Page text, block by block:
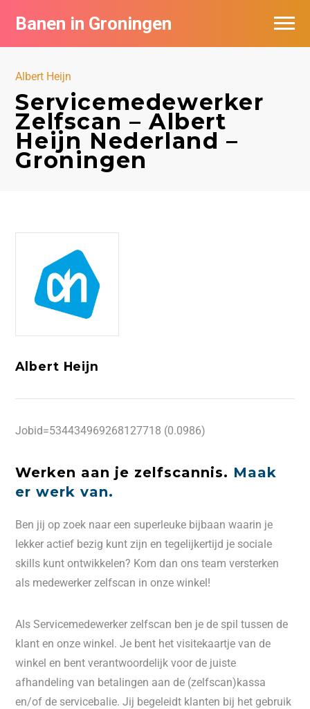
Banen in Groningen
Albert Heijn
Servicemedewerker
Zelfscan – Albert
Heijn Nederland –
Groningen
Albert Heijn
Jobid=534434969268127718 (0.0986)
Werken aan je zelfscannis. Maak
er werk van.
Ben jij op zoek naar een superleuke bijbaan waarin je
lekker actief bezig kunt zijn en tegelijkertijd je sociale
skills kunt ontwikkelen? Kom dan ons team versterken
als medewerker zelfscan in onze winkel!
Als Servicemedewerker zelfscan ben je de spil tussen de
klant en onze winkel. Je bent het visitekaartje van de
winkel en bent verantwoordelijk voor de juiste
afhandeling van betalingen aan de (zelfscan)kassa
en/of de servicebalie. Jij begeleidt klanten bij het gebruik
Vacatures per bedrijf
De populairste vacatures in Groningen
Nieuwsbrief feed